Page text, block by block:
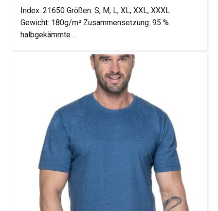
Index: 21650 Größen: S, M, L, XL, XXL, XXXL
Gewicht: 180g/m² Zusammensetzung: 95 %
halbgekämmte ...